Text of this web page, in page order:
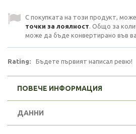
С покупката на този продукт,
точки за лоялност. Общо за
може да бъде конвертирано във
Rating: Бъдете първият написал ревю!
ПОВЕЧЕ ИНФОРМАЦИЯ
ДАННИ